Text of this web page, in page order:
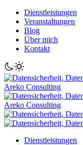
Dienstleistungen
Veranstaltungen
Blog
Über mich
Kontakt
Areko Consulting
Areko Consulting
Dienstleistungen